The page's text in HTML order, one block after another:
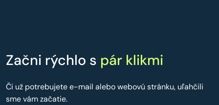
Začni rýchlo s pár klikmi
Či už potrebujete e-mail alebo webovú stránku, uľahčili
sme vám začatie.